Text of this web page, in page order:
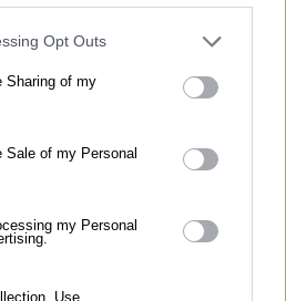
Opt Outs
Sharing of my
Sale of my Personal
my Personal
Use,
могут напоминать о
чувства и
или потерянных